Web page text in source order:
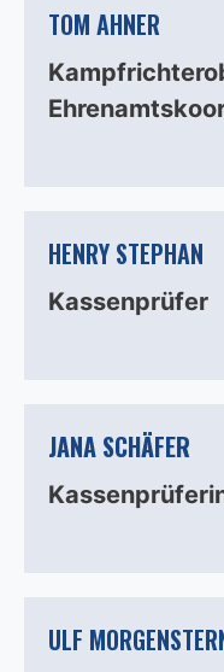
TOM AHNER
HENRY STEPHAN
Kassenprüfer
JANA SCHÄFER
ULF